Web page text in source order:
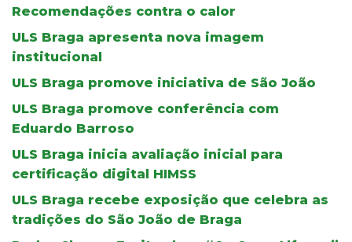
Recomendações contra o calor
ULS Braga apresenta nova imagem
institucional
ULS Braga promove iniciativa de São João
ULS Braga promove conferência com
Eduardo Barroso
ULS Braga inicia avaliação inicial para
certificação digital HIMSS
ULS Braga recebe exposição que celebra as
tradições do São João de Braga